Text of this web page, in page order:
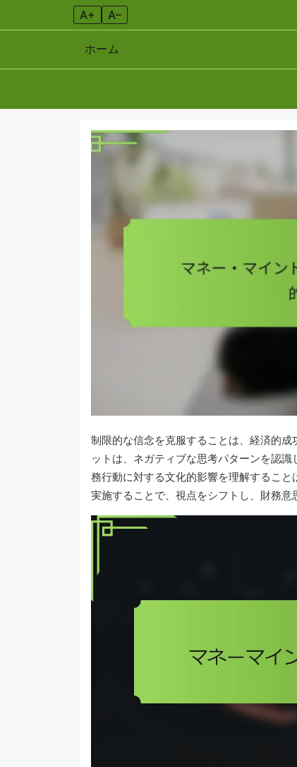
A+ A–
ホーム
制限的な信念を克服することは、経済的
ットは、ネガティブな思考パターンを認
務行動に対する文化的影響を理解するこ
実施することで、視点をシフトし、財務意